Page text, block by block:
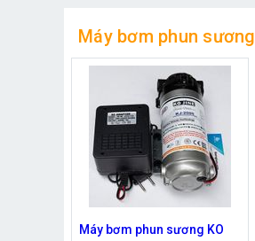
Máy bơm phun sương
Máy bơm Kazuma 370W -